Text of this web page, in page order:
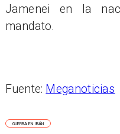
Jamenei en la
mandato.
Fuente: Meganoticias
GUERRA EN IRÁN